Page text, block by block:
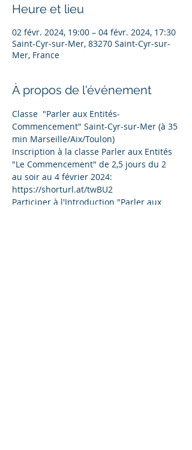
Heure et lieu
02 févr. 2024, 19:00 – 04 févr. 2024, 17:30
Saint-Cyr-sur-Mer, 83270 Saint-Cyr-sur-
Mer, France
À propos de l'événement
Classe  "Parler aux Entités-
Commencement" Saint-Cyr-sur-Mer (à 35
min Marseille/Aix/Toulon)
Inscription à la classe Parler aux Entités
"Le Commencement" de 2,5 jours du 2
au soir au 4 février 2024:
https://shorturl.at/twBU2
Participer à l'Introduction "Parler aux